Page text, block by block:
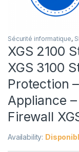
Sécurité informatique,
XGS 2100
XGS 3100
Protection
Appliance
Firewall
Availability: